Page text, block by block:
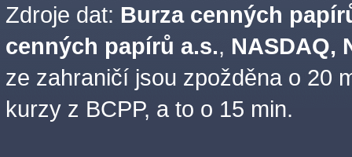
Zdroje dat: Burza cenných
cenných papírů a.s., NASDAQ,
ze zahraničí jsou zpožděna o 20
kurzy z BCPP, a to o 15 min.